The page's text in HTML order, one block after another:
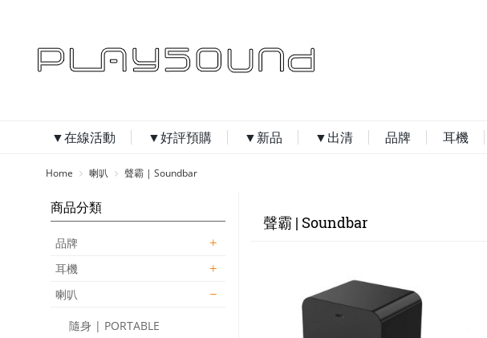
▼在線活動 ▼好評預購 ▼新品 ▼出清 品牌 耳機
Home 喇叭 聲霸 | Soundbar
商品分類
品牌
耳機
喇叭
隨身 | PORTABLE
聲霸 | Soundbar